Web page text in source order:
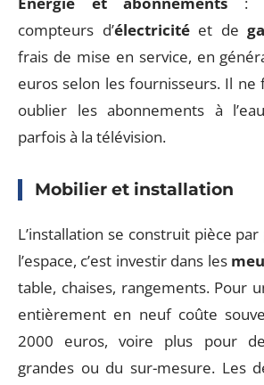
compteurs d’électricitéet de
frais de mise en service, en
euros selon les fournisseurs. Il ne
oublier les abonnements à
parfois à la télévision.
Mobilier et installation
L’installation se construit pièce
l’espace, c’est investir dans les
table, chaises, rangements. Pour
entièrement en neuf coûte
2000 euros, voire plus pour
grandes ou du sur-mesure. Les